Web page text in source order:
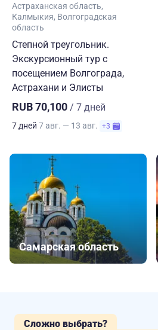
Астраханская область
Калмыкия Волгоградская
область
Степной треугольник.
Экскурсионный тур с
посещением Волгограда,
Астрахани и Элисты
RUB 70,100 / 7 дней
7 дней 7 авг. — 13 авг. +3
Самарская область
Сложно выбрать?